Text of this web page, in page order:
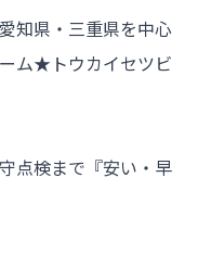
知県・三重県を中心
ム★トウカイセツビ
点検まで『安い・早